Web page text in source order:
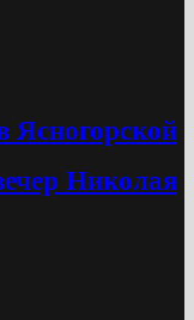
Ясногорской
Николая